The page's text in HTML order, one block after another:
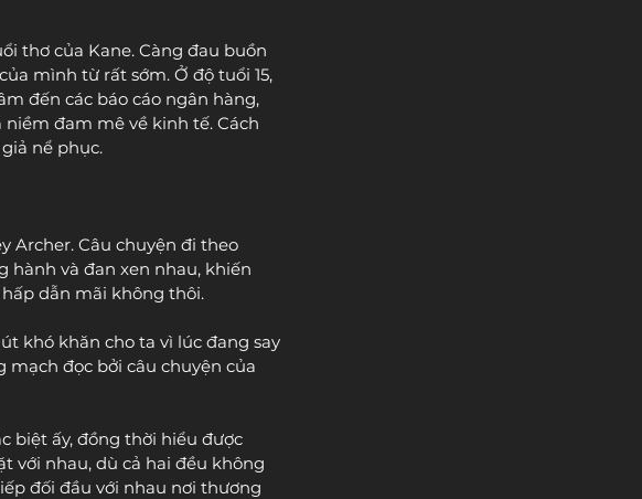
thơ của Kane. Càng đau buồn
mình từ rất sớm. Ở độ tuổi 15,
đến các báo cáo ngân hàng,
đam mê về kinh tế. Cách
nể phục.
Archer. Câu chuyện đi theo
hành và đan xen nhau, khiến
dẫn mãi không thôi.
khó khăn cho ta vì lúc đang say
đọc bởi câu chuyện của
biệt ấy, đồng thời hiểu được
với nhau, dù cả hai đều không
đối đầu với nhau nơi thương